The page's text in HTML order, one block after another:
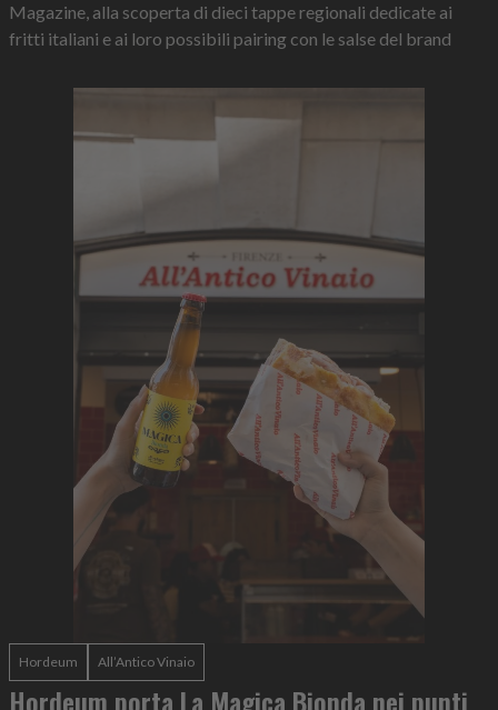
Magazine, alla scoperta di dieci tappe regionali dedicate ai
fritti italiani e ai loro possibili pairing con le salse del brand
Hordeum All’Antico Vinaio
Hordeum porta La Magica Bionda nei punti